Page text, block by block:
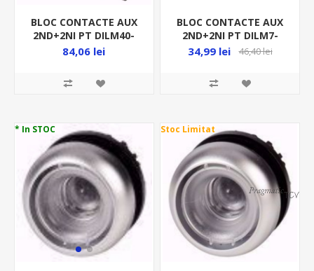
BLOC CONTACTE AUX
2ND+2NI PT DILM40-
DILM170 DILM150-XHI22
84,06 lei
BLOC CONTACTE AUX
2ND+2NI PT DILM7-
DILM38 DILM32-XHI22
34,99 lei 46,40 lei
* In STOC Stoc Limitat